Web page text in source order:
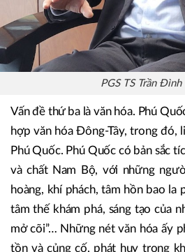
PGS TS Trần Đình
Vấn đề thứ ba là văn hóa. Phú
hợp văn hóa Đông-Tây, trong đó,
Phú Quốc. Phú Quốc có bản sắc